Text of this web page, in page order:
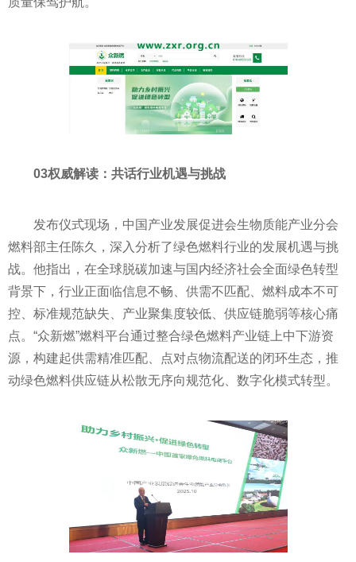
03权威解读：共话行业机遇与挑战
发布仪式现场，中国产业发展促进会生物质能产业分会
燃料部主任陈久，深入分析了绿色燃料行业的发展机遇与挑
战。他指出，在全球脱碳加速与国内经济社会全面绿色转型
背景下，行业正面临信息不畅、供需不匹配、燃料成本不可
控、标准规范缺失、产业聚集度较低、供应链脆弱等核心痛
点。“众新燃”燃料平台通过整合绿色燃料产业链上中下游资
源，构建起供需精准匹配、点对点物流配送的闭环生态，推
动绿色燃料供应链从松散无序向规范化、数字化模式转型。